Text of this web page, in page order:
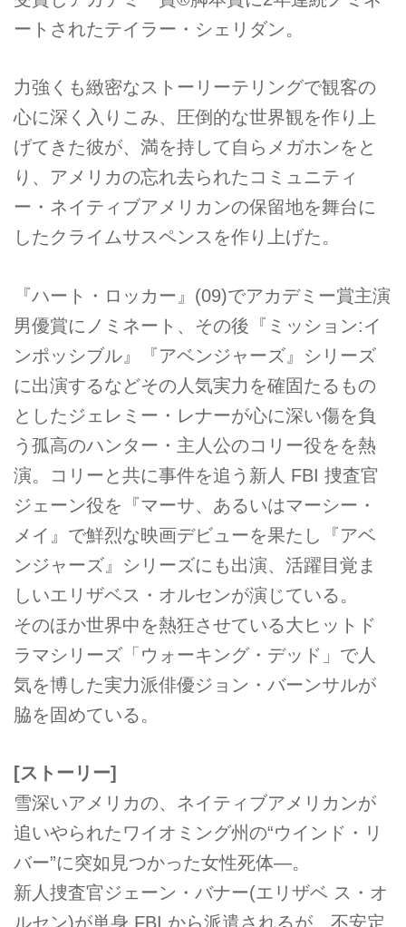
ートされたテイラー・シェリダン。
力強くも緻密なストーリーテリングで観客の
心に深く入りこみ、圧倒的な世界観を作り上
げてきた彼が、満を持して自らメガホンをと
り、アメリカの忘れ去られたコミュニティ
ー・ネイティブアメリカンの保留地を舞台に
したクライムサスペンスを作り上げた。
『ハート・ロッカー』(09)でアカデミー賞主演
男優賞にノミネート、その後『ミッション:イ
ンポッシブル』『アベンジャーズ』シリーズ
に出演するなどその人気実力を確固たるもの
としたジェレミー・レナーが心に深い傷を負
う孤高のハンター・主人公のコリー役をを熱
演。コリーと共に事件を追う新人 FBI 捜査官
ジェーン役を『マーサ、あるいはマーシー・
メイ』で鮮烈な映画デビューを果たし『アベ
ンジャーズ』シリーズにも出演、活躍目覚ま
しいエリザベス・オルセンが演じている。
そのほか世界中を熱狂させている大ヒットド
ラマシリーズ「ウォーキング・デッド」で人
気を博した実力派俳優ジョン・バーンサルが
脇を固めている。
[ストーリー]
雪深いアメリカの、ネイティブアメリカンが
追いやられたワイオミング州の“ウインド・リ
バー”に突如見つかった女性死体―。
新人捜査官ジェーン・バナー(エリザベ ス・オ
ルセン)が単身 FBI から派遣されるが、不安定